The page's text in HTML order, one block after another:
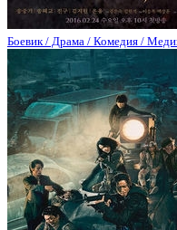
Боевик / Драма / Комедия /